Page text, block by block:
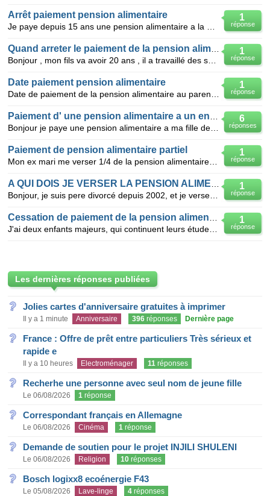
1
réponse
Arrêt paiement pension alimentaire
1
réponse
1
réponse
Date paiement pension alimentaire
6
réponses
1
réponse
Paiement de pension alimentaire partiel
1
réponse
1
réponse
Les dernières réponses publiées
Jolies cartes d'anniversaire gratuites à imprimer
Il y a 1 minute Anniversaire 396 réponses Dernière page
France : Offre de prêt entre particuliers Très sérieux et
rapide e
Il y a 10 heures Electroménager 11 réponses
Recherhe une personne avec seul nom de jeune fille
Le 06/08/2026 1 réponse
Correspondant français en Allemagne
Le 06/08/2026 Cinéma 1 réponse
Demande de soutien pour le projet INJILI SHULENI
Le 06/08/2026 Religion 10 réponses
Bosch logixx8 ecoénergie F43
Le 05/08/2026 Lave-linge 4 réponses